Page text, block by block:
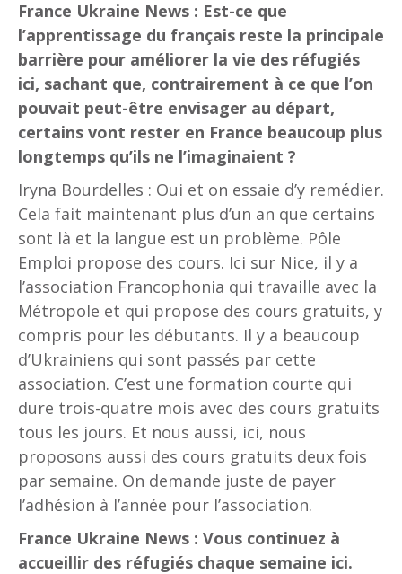
France Ukraine News : Est-ce que
l’apprentissage du français reste la principale
barrière pour améliorer la vie des réfugiés
ici, sachant que, contrairement à ce que l’on
pouvait peut-être envisager au départ,
certains vont rester en France beaucoup plus
longtemps qu’ils ne l’imaginaient ?
Iryna Bourdelles : Oui et on essaie d’y remédier.
Cela fait maintenant plus d’un an que certains
sont là et la langue est un problème. Pôle
Emploi propose des cours. Ici sur Nice, il y a
l’association Francophonia qui travaille avec la
Métropole et qui propose des cours gratuits, y
compris pour les débutants. Il y a beaucoup
d’Ukrainiens qui sont passés par cette
association. C’est une formation courte qui
dure trois-quatre mois avec des cours gratuits
tous les jours. Et nous aussi, ici, nous
proposons aussi des cours gratuits deux fois
par semaine. On demande juste de payer
l’adhésion à l’année pour l’association.
France Ukraine News : Vous continuez à
accueillir des réfugiés chaque semaine ici.